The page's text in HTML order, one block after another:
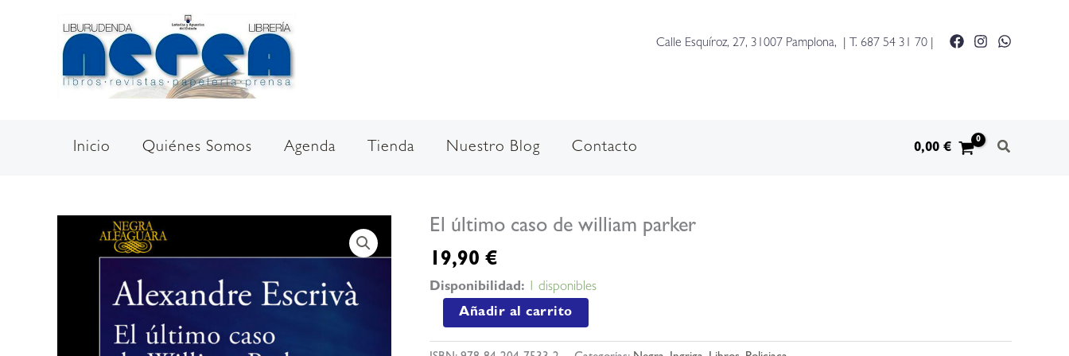
Calle Esquíroz, 27, 31007 Pamplona, | T. 687 54 31 70
Inicio Quiénes Somos Agenda Tienda Nuestro Blog Contacto 0,00€
El último caso de william parker
19,90 €
Disponibilidad: 1 disponibles
último
caso
Añadir al carrito
de